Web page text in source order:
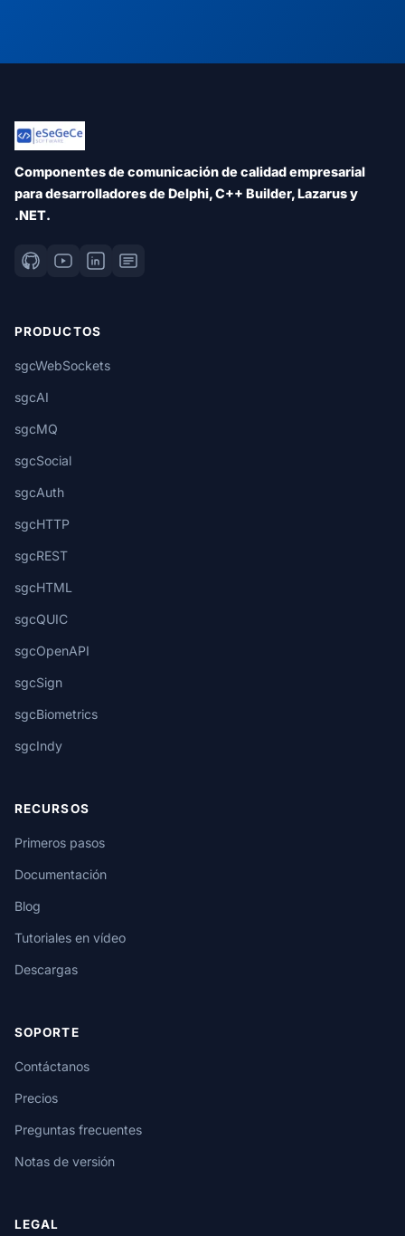
Componentes de comunicación de calidad empresarial
para desarrolladores de Delphi, C++ Builder, Lazarus y
.NET.
PRODUCTOS
sgcWebSockets
sgcAI
sgcMQ
sgcSocial
sgcAuth
sgcHTTP
sgcREST
sgcHTML
sgcQUIC
sgcOpenAPI
sgcSign
sgcBiometrics
sgcIndy
RECURSOS
Primeros pasos
Documentación
Blog
Tutoriales en vídeo
Descargas
SOPORTE
Contáctanos
Precios
Preguntas frecuentes
Notas de versión
LEGAL